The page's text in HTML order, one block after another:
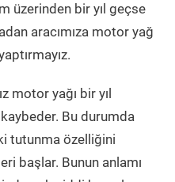
üzerinden bir yıl geçse
aracımıza motor yağ
motor yağı bir yıl
Bu durumda
tutunma özelliğini
başlar. Bunun anlamı